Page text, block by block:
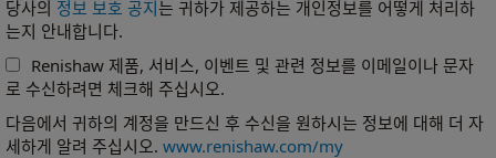
당사의 정보 보호 공지는 귀하가 제공하는 개인정보를 어떻게 처리하
는지 안내합니다.
Renishaw 제품, 서비스, 이벤트 및 관련 정보를 이메일이나 문자
로 수신하려면 체크해 주십시오.
다음에서 귀하의 계정을 만드신 후 수신을 원하시는 정보에 대해 더 자
세하게 알려 주십시오. www.renishaw.com/my